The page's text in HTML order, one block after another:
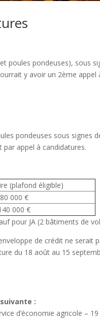
poules pondeuses), sous
y avoir un 2ème appel
pondeuses sous signes
par appel à candidatures.
(plafond éligible)
80 000 €
000 €
pour JA (2 bâtiments de
de crédit ne serait
du 18 août au 15
:
d’économie agricole –